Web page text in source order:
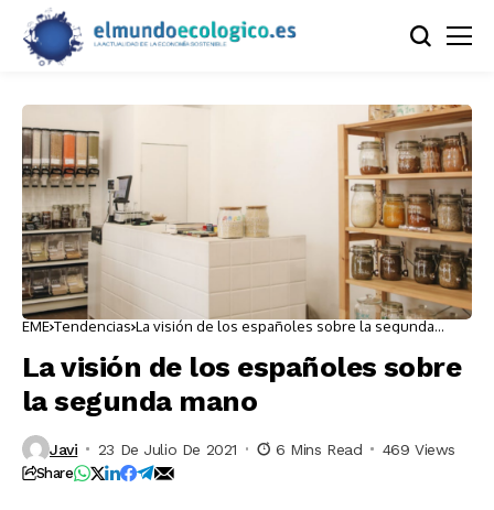
EME Tendencias La visión de los españoles sobre la segunda
La visión de los españoles sobre
la segunda mano
Javi 23 De Julio De 2021 6 Mins Read 469 Views
Share